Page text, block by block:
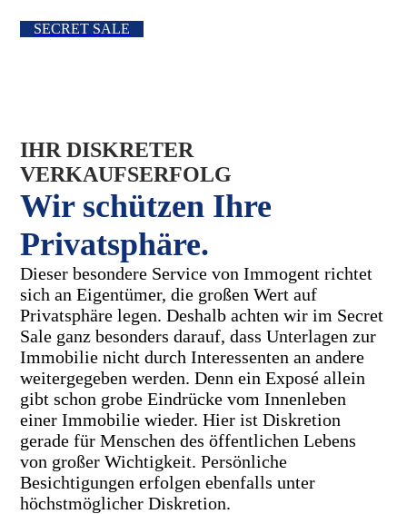
SECRET SALE
IHR DISKRETER
VERKAUFSERFOLG
Wir schützen Ihre
Privatsphäre.
Dieser besondere Service von Immogent richtet
sich an Eigentümer, die großen Wert auf
Privatsphäre legen. Deshalb achten wir im Secret
Sale ganz besonders darauf, dass Unterlagen zur
Immobilie nicht durch Interessenten an andere
weitergegeben werden. Denn ein Exposé allein
gibt schon grobe Eindrücke vom Innenleben
einer Immobilie wieder. Hier ist Diskretion
gerade für Menschen des öffentlichen Lebens
von großer Wichtigkeit. Persönliche
Besichtigungen erfolgen ebenfalls unter
höchstmöglicher Diskretion.